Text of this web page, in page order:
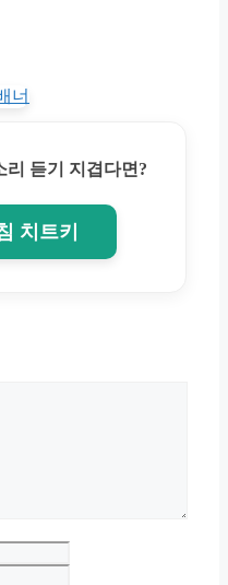
리 듣기 지겹다면?
치트키